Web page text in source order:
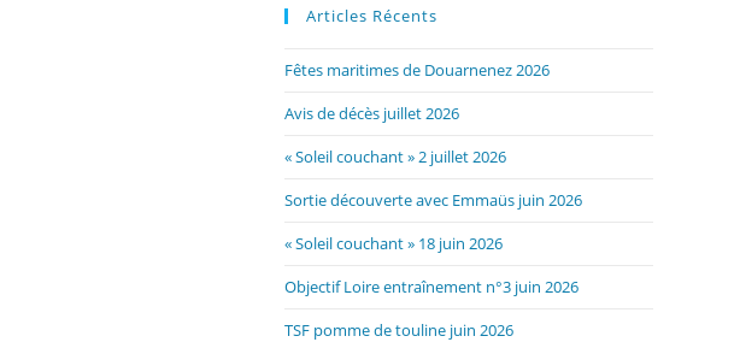
Articles Récents
Fêtes maritimes de Douarnenez 2026
Avis de décès juillet 2026
« Soleil couchant » 2 juillet 2026
Sortie découverte avec Emmaüs juin 2026
« Soleil couchant » 18 juin 2026
Objectif Loire entraînement n°3 juin 2026
TSF pomme de touline juin 2026